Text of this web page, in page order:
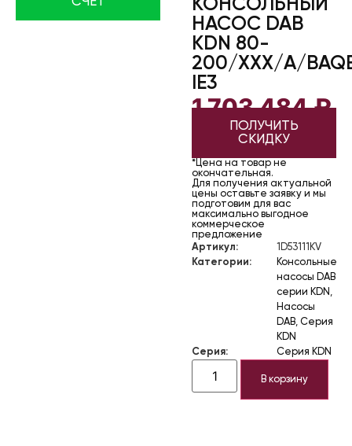
КОНСОЛЬНЫЙ
НАСОС DAB
KDN 80-
200/XXX/A/
IE3
1 703 484₽
ПОЛУЧИТЬ
СКИДКУ
*Цена на товар не
окончательная.
Для получения актуальной
цены оставьте заявку и мы
подготовим для вас
максимально выгодное
коммерческое
предложение
Артикул:
1D53111KV
Категории:
Консольные
насосы DAB
серии KDN ,
Насосы
DAB, Серия
KDN
Серия:
Серия KDN
В корзину